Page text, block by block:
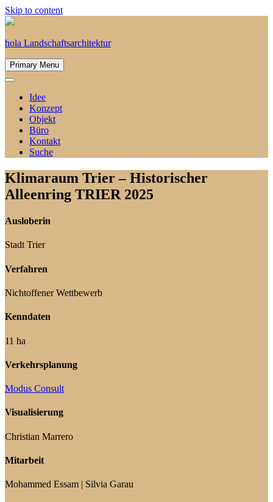
Skip to content
hola Landschaftsarchitektur
Primary Menu
Idee
Konzept
Objekt
Büro
Kontakt
Suche
Klimaraum Trier – Historischer
Alleenring TRIER 2025
Ausloberin
Stadt Trier
Verfahren
Nichtoffener Wettbewerb
Kenndaten
11 ha
Verkehrsplanung
Modus Consult
Visualisierung
Christian Marrero
Mitarbeit
Mohammed Essam | Silvia Garau